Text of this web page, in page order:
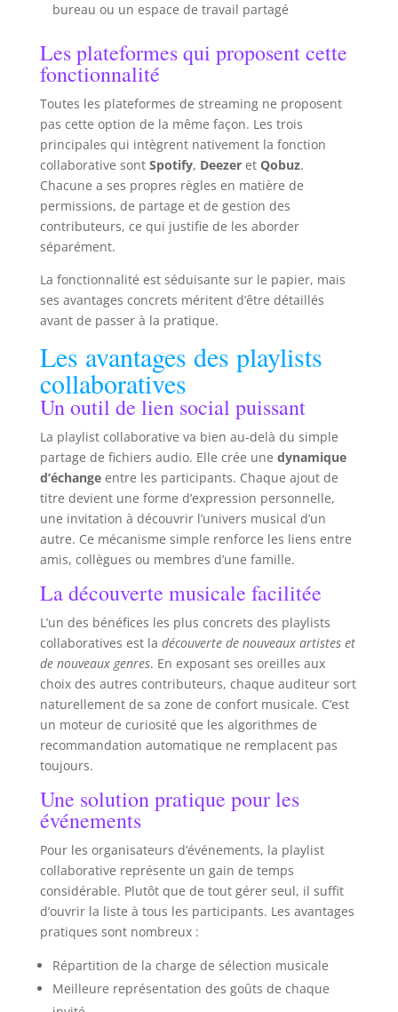
bureau ou un espace de travail partagé
Les plateformes qui proposent cette
fonctionnalité
Toutes les plateformes de streaming ne proposent
pas cette option de la même façon. Les trois
principales qui intègrent nativement la fonction
collaborative sont Spotify, Deezeret Qobuz.
Chacune a ses propres règles en matière de
permissions, de partage et de gestion des
contributeurs, ce qui justifie de les aborder
séparément.
La fonctionnalité est séduisante sur le papier, mais
ses avantages concrets méritent d’être détaillés
avant de passer à la pratique.
Les avantages des playlists
collaboratives
Un outil de lien social puissant
La playlist collaborative va bien au-delà du simple
partage de fichiers audio. Elle crée une dynamique
d’échangeentre les participants. Chaque ajout de
titre devient une forme d’expression personnelle,
une invitation à découvrir l’univers musical d’un
autre. Ce mécanisme simple renforce les liens entre
amis, collègues ou membres d’une famille.
La découverte musicale facilitée
L’un des bénéfices les plus concrets des playlists
collaboratives est la découverte de nouveaux artistes et
de nouveaux genres. En exposant ses oreilles aux
choix des autres contributeurs, chaque auditeur sort
naturellement de sa zone de confort musicale. C’est
un moteur de curiosité que les algorithmes de
recommandation automatique ne remplacent pas
toujours.
Une solution pratique pour les
événements
Pour les organisateurs d’événements, la playlist
collaborative représente un gain de temps
considérable. Plutôt que de tout gérer seul, il suffit
d’ouvrir la liste à tous les participants. Les avantages
pratiques sont nombreux :
Répartition de la charge de sélection musicale
Meilleure représentation des goûts de chaque